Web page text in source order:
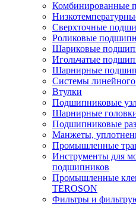
Комбинированные
Сверхточные
Роликовые
Шариковые
Игольчатые
Шарнирные
Системы
Втулки
Подшипниковые
Шарнирные
Подшипниковые
Манжеты,
Промышленные
Инструменты для
подшипников
Промышленные
TEROSON
Фильтры и